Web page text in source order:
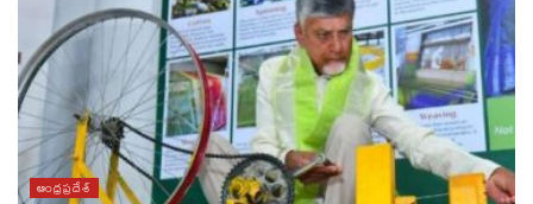
ఆంధ్రప్రదేశ్